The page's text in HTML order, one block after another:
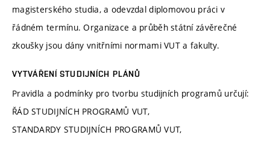
magisterského studia, a odevzdal diplomovou práci v
řádném termínu. Organizace a průběh státní závěrečné
zkoušky jsou dány vnitřními normami VUT a fakulty.
VYTVÁŘENÍ STUDIJNÍCH PLÁNŮ
Pravidla a podmínky pro tvorbu studijních programů určují:
ŘÁD STUDIJNÍCH PROGRAMŮ VUT,
STANDARDY STUDIJNÍCH PROGRAMŮ VUT,